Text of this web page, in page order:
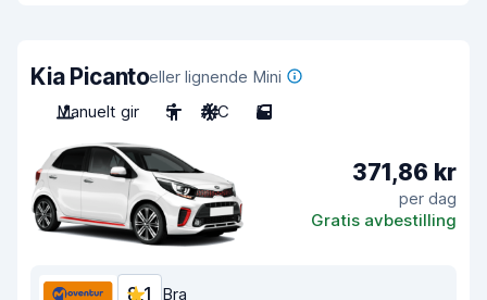
Kia Picantoeller lignende Mini
Manuelt gir
5 A/C 5
371,86 kr
per dag
Gratis avbestilling
8,1 Bra